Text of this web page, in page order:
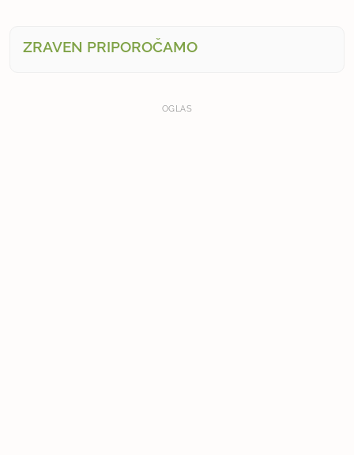
ZRAVEN PRIPOROČAMO
OGLAS